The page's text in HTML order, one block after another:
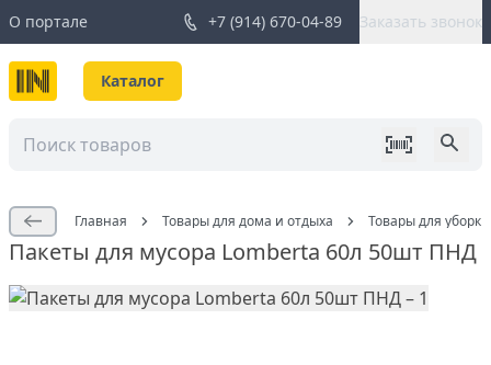
О портале +7 (914) 670-04-89 Заказать звонок
Каталог
Главная Товары для дома и отдыха Товары для уборки
Пакеты для мусора Lomberta 60л 50шт ПНД